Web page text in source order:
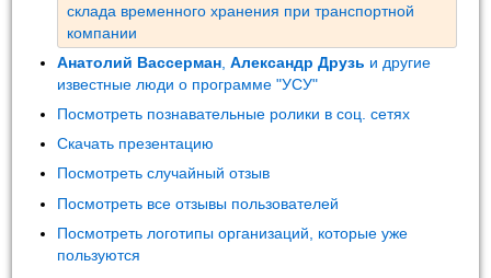
склада временного хранения при транспортной
компании
Анатолий Вассерман ,Александр Друзь и другие
известные люди о программе "УСУ"
Посмотреть познавательные ролики в соц. сетях
Скачать презентацию
Посмотреть случайный отзыв
Посмотреть все отзывы пользователей
Посмотреть логотипы организаций, которые уже
пользуются